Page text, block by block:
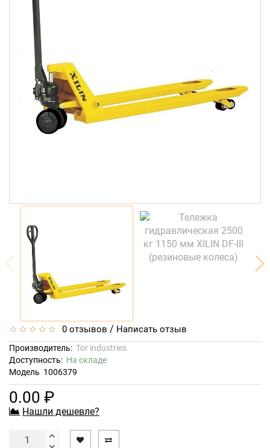
0 отзывов / Написать отзыв
Производитель: Tor industries
Доступность: На складе
Модель 1006379
0.00 ₽
Нашли дешевле?